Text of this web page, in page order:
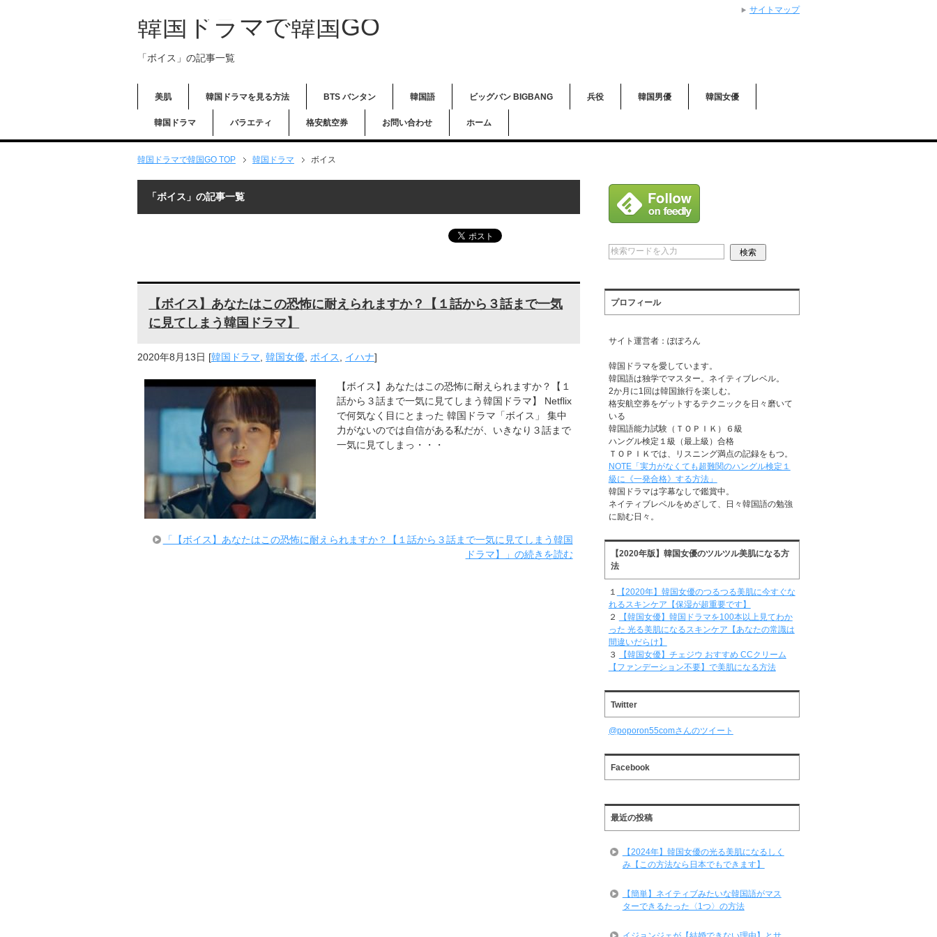
韓国ドラマで韓国GO
「ボイス」の記事一覧
「韓国ドラマで韓国GO」のカテゴリー「ボイス」の記事一覧です
美肌 韓国ドラマを見る方法 BTS バンタン 韓国語 ビッグバン BIGBANG 兵役 韓国男優 韓国女優
韓国ドラマ バラエティ 格安航空券 お問い合わせ ホーム
韓国ドラマで韓国GO TOP 韓国ドラマ ボイス
「ボイス」の記事一覧
【ボイス】あなたはこの恐怖に耐えられますか？【１話から３話まで一気
に見てしまう韓国ドラマ】
2020年8月13日 [韓国ドラマ 韓国女優 ボイス イハナ]
【ボイス】あなたはこの恐怖に耐えられますか？【１
話から３話まで一気に見てしまう韓国ドラマ】 Netflix
で何気なく目にとまった 韓国ドラマ「ボイス」 集中
力がないのでは自信がある私だが、いきなり３話まで
一気に見てしまっ・・・
「【ボイス】あなたはこの恐怖に耐えられますか？【１話から３話まで一気に見てしまう韓国
ドラマ】」の続きを読む
プロフィール
サイト運営者：ぽぽろん
韓国ドラマを愛しています。
韓国語は独学でマスター。ネイティブレベル。
2か月に1回は韓国旅行を楽しむ。
格安航空券をゲットするテクニックを日々磨いて
いる
韓国語能力試験（ＴＯＰＩＫ）６級
ハングル検定１級（最上級）合格
ＴＯＰＩＫでは、リスニング満点の記録をもつ。
NOTE「実力がなくても超難関のハングル検定１
級に《一発合格》する方法」
韓国ドラマは字幕なしで鑑賞中。
ネイティブレベルをめざして、日々韓国語の勉強
に励む日々。
【2020年版】韓国女優のツルツル美肌になる方
法
１
【2020年】韓国女優のつるつる美肌に今すぐな
れるスキンケア【保湿が超重要です】
２
【韓国女優】韓国ドラマを100本以上見てわか
った 光る美肌になるスキンケア【あなたの常識は
間違いだらけ】
３
【韓国女優】チェジウ おすすめ CCクリーム
【ファンデーション不要】で美肌になる方法
Twitter
@poporon55comさんのツイート
Facebook
最近の投稿
【2024年】韓国女優の光る美肌になるしく
み【この方法なら日本でもできます】
【簡単】ネイティブみたいな韓国語がマス
ターできるたった〈1つ〉の方法
サイトマップ